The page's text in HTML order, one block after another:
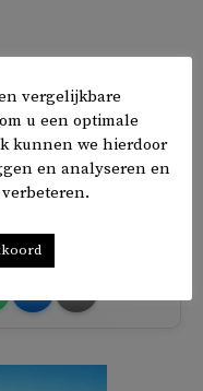
dragen die hen
dat decreet werd
of andere
vergelijkbare
u een optimale
kunnen we hierdoor
en analyseren en